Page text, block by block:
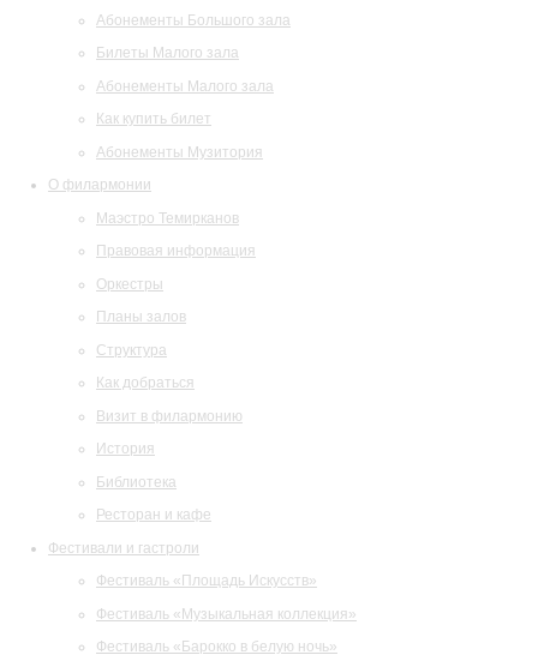
Абонементы Большого зала
Билеты Малого зала
Абонементы Малого зала
Как купить билет
Абонементы Музитория
О филармонии
Маэстро Темирканов
Правовая информация
Оркестры
Планы залов
Структура
Как добраться
Визит в филармонию
История
Библиотека
Ресторан и кафе
Фестивали и гастроли
Фестиваль «Площадь Искусств»
Фестиваль «Музыкальная коллекция»
Фестиваль «Барокко в белую ночь»